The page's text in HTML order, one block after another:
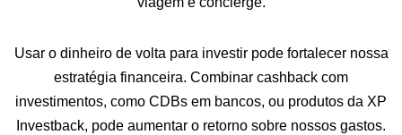
Usar o dinheiro de volta para investir pode fortalecer nossa
estratégia financeira. Combinar cashback com
investimentos, como CDBs em bancos, ou produtos da XP
Investback, pode aumentar o retorno sobre nossos gastos.